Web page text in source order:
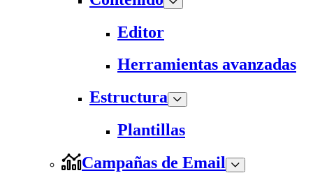
Editor
Herramientas avanzadas
Estructura
Plantillas
Campañas de Email